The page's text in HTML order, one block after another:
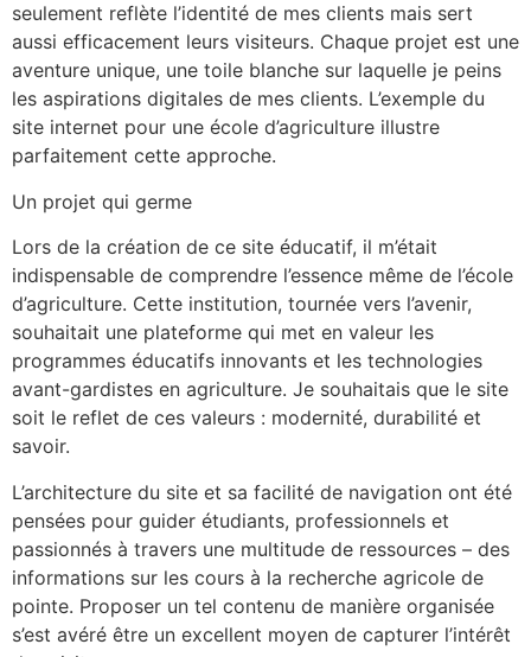
seulement reflète l’identité de mes clients mais sert
aussi efficacement leurs visiteurs. Chaque projet est une
aventure unique, une toile blanche sur laquelle je peins
les aspirations digitales de mes clients. L’exemple du
site internet pour une école d’agriculture illustre
parfaitement cette approche.
Un projet qui germe
Lors de la création de ce site éducatif, il m’était
indispensable de comprendre l’essence même de l’école
d’agriculture. Cette institution, tournée vers l’avenir,
souhaitait une plateforme qui met en valeur les
programmes éducatifs innovants et les technologies
avant-gardistes en agriculture. Je souhaitais que le site
soit le reflet de ces valeurs : modernité, durabilité et
savoir.
L’architecture du site et sa facilité de navigation ont été
pensées pour guider étudiants, professionnels et
passionnés à travers une multitude de ressources – des
informations sur les cours à la recherche agricole de
pointe. Proposer un tel contenu de manière organisée
s’est avéré être un excellent moyen de capturer l’intérêt